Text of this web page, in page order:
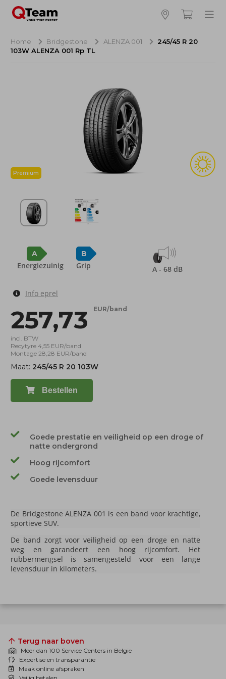
Hoeveel banden wilt u bestellen?
Totaal inclusief BTW:
Bestellen
Annuleren
Home Bridgestone ALENZA 001
245/45 R 20
103W ALENZA 001 Rp TL
Premium
A
Energiezuinig
B
Grip A - 68 dB
Info eprel
257,73 EUR/band
incl. BTW
Recytyre 4,55 EUR/band
Montage 28,28 EUR/band
Maat: 245/45 R 20 103W
Bestellen
Goede prestatie en veiligheid op een droge of
natte ondergrond
Hoog rijcomfort
Goede levensduur
De Bridgestone ALENZA 001 is een band voor krachtige,
sportieve SUV.
De band zorgt voor veiligheid op een droge en natte
weg en garandeert een hoog rijcomfort. Het
rubbermengsel is samengesteld voor een lange
levensduur in kilometers.
Terug naar boven
Meer dan 100 Service Centers in Belgie
Expertise en transparantie
Maak online afspraken